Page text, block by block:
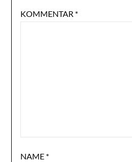
KOMMENTAR *
NAME *